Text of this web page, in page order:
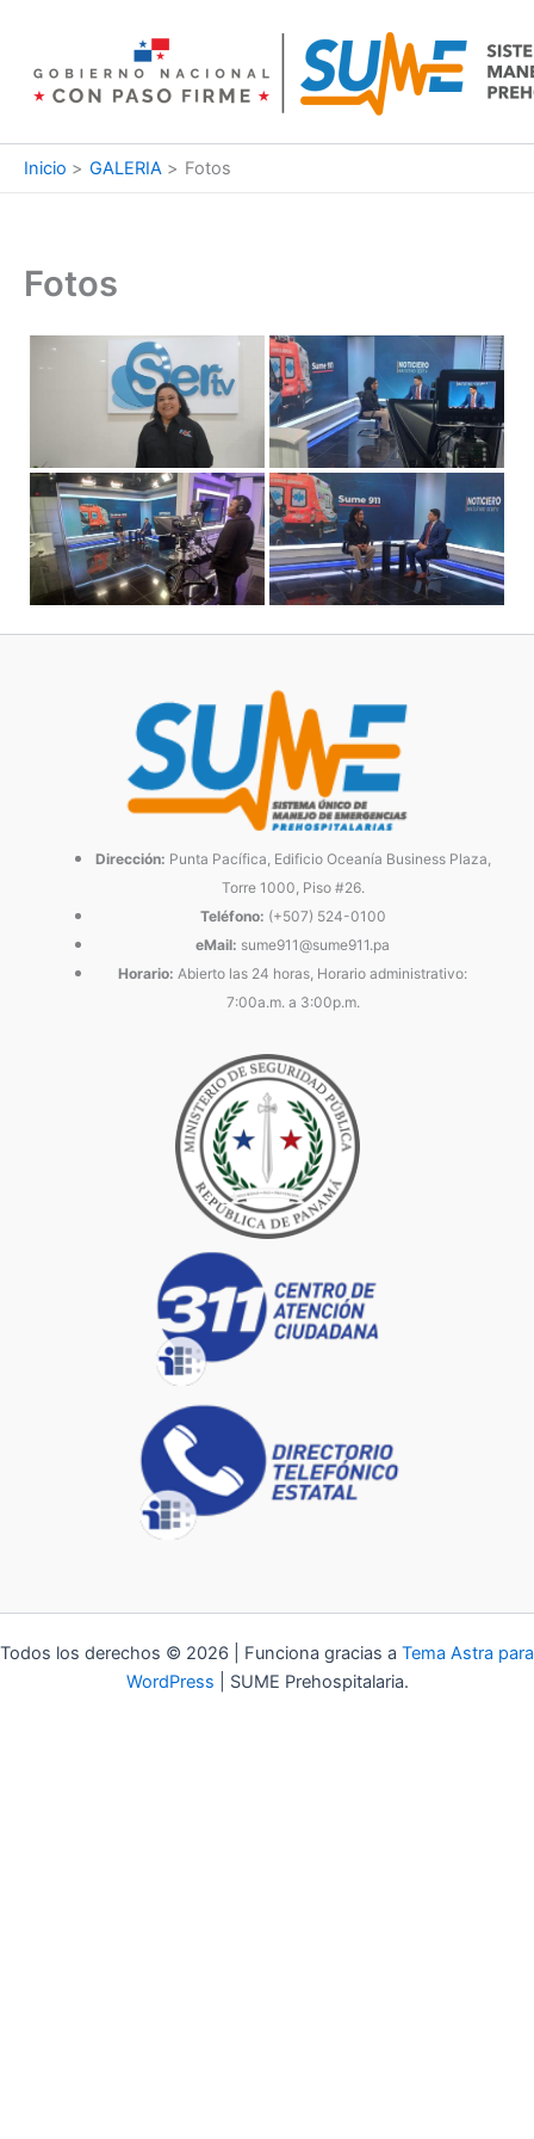
contenido
Inicio GALERIA Fotos
Fotos
Dirección: Punta Pacífica, Edificio Oceanía Business Plaza,
Torre 1000, Piso #26.
Teléfono: (+507) 524-0100
eMail: sume911@sume911.pa
Horario: Abierto las 24 horas, Horario administrativo:
7:00a.m. a 3:00p.m.
Todos los derechos © 2026 | Funciona gracias a Tema Astra para
WordPress | SUME Prehospitalaria.